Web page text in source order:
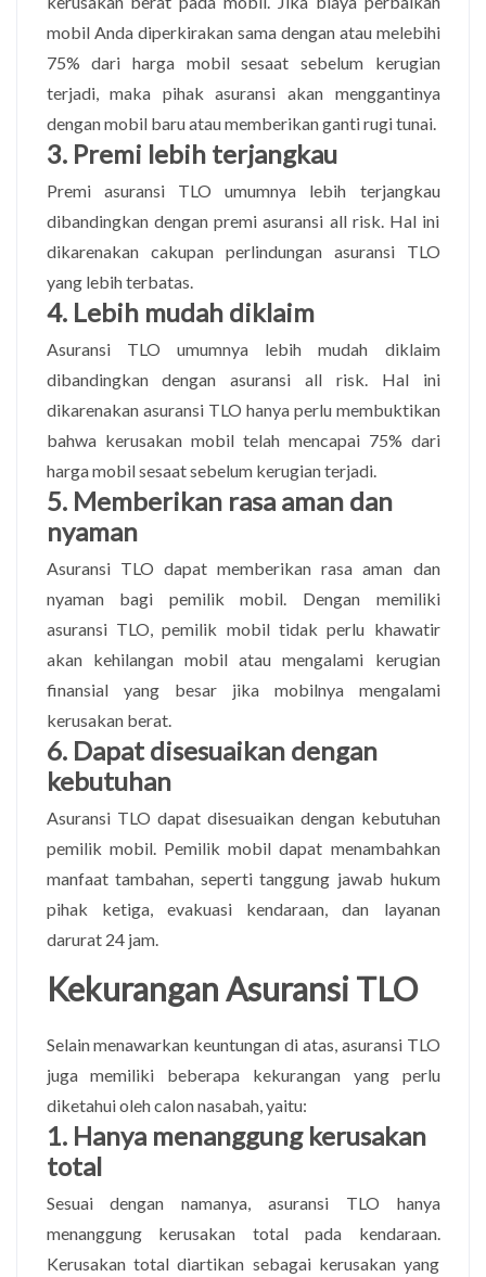
mobil Anda diperkirakan sama dengan atau melebihi
75% dari harga mobil sesaat sebelum kerugian
terjadi, maka pihak asuransi akan menggantinya
dengan mobil baru atau memberikan ganti rugi tunai.
3. Premi lebih terjangkau
Premi asuransi TLO umumnya lebih terjangkau
dibandingkan dengan premi asuransi all risk. Hal ini
dikarenakan cakupan perlindungan asuransi TLO
yang lebih terbatas.
4. Lebih mudah diklaim
Asuransi TLO umumnya lebih mudah diklaim
dibandingkan dengan asuransi all risk. Hal ini
dikarenakan asuransi TLO hanya perlu membuktikan
bahwa kerusakan mobil telah mencapai 75% dari
harga mobil sesaat sebelum kerugian terjadi.
5. Memberikan rasa aman dan
nyaman
Asuransi TLO dapat memberikan rasa aman dan
nyaman bagi pemilik mobil. Dengan memiliki
asuransi TLO, pemilik mobil tidak perlu khawatir
akan kehilangan mobil atau mengalami kerugian
finansial yang besar jika mobilnya mengalami
kerusakan berat.
6. Dapat disesuaikan dengan
kebutuhan
Asuransi TLO dapat disesuaikan dengan kebutuhan
pemilik mobil. Pemilik mobil dapat menambahkan
manfaat tambahan, seperti tanggung jawab hukum
pihak ketiga, evakuasi kendaraan, dan layanan
darurat 24 jam.
Kekurangan Asuransi TLO
Selain menawarkan keuntungan di atas, asuransi TLO
juga memiliki beberapa kekurangan yang perlu
diketahui oleh calon nasabah, yaitu:
1. Hanya menanggung kerusakan
total
Sesuai dengan namanya, asuransi TLO hanya
menanggung kerusakan total pada kendaraan.
Kerusakan total diartikan sebagai kerusakan yang